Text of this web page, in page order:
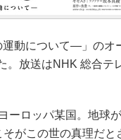
動について―」のオ
。放送はNHK 総合テ
ーロッパ某国。地球
そがこの世の真理だ